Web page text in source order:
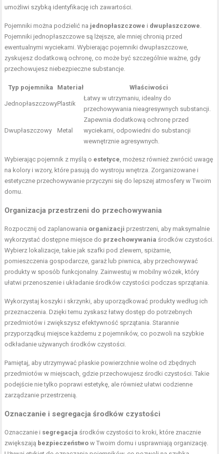
umożliwi szybką identyfikację ich zawartości.
Pojemniki można podzielić na jednopłaszczowe i dwupłaszczowe
Pojemniki jednopłaszczowe są lżejsze, ale mniej chronią przed
ewentualnymi wyciekami. Wybierając pojemniki dwupłaszczowe,
zyskujesz dodatkową ochronę, co może być szczególnie ważne, gdy
przechowujesz niebezpieczne substancje.
Typ pojemnika Materiał Właściwości
JednopłaszczowyPlastik
Łatwy w utrzymaniu, idealny do
przechowywania nieagresywnych substancji.
Dwupłaszczowy Metal
Zapewnia dodatkową ochronę przed
wyciekami, odpowiedni do substancji
wewnętrznie agresywnych.
Wybierając pojemnik z myślą o estetyce , możesz również zwrócić uwagę
na kolory i wzory, które pasują do wystroju wnętrza. Zorganizowane i
estetyczne przechowywanie przyczyni się do lepszej atmosfery w Twoim
domu.
Organizacja przestrzeni do przechowywania
Rozpocznij od zaplanowania organizacji przestrzeni, aby maksymalnie
wykorzystać dostępne miejsce do przechowywania środków czystości.
Wybierz lokalizacje, takie jak szafki pod zlewem, spiżarnie,
pomieszczenia gospodarcze, garaż lub piwnica, aby przechowywać
produkty w sposób funkcjonalny. Zainwestuj w mobilny wózek, który
ułatwi przenoszenie i układanie środków czystości podczas sprzątania.
Wykorzystaj koszyki i skrzynki, aby uporządkować produkty według ich
przeznaczenia. Dzięki temu zyskasz łatwy dostęp do potrzebnych
przedmiotów i zwiększysz efektywność sprzątania. Starannie
przyporządkuj miejsce każdemu z pojemników, co pozwoli na szybkie
odkładanie używanych środków czystości.
Pamiętaj, aby utrzymywać płaskie powierzchnie wolne od zbędnych
przedmiotów w miejscach, gdzie przechowujesz środki czystości. Takie
podejście nie tylko poprawi estetykę, ale również ułatwi codzienne
zarządzanie przestrzenią.
Oznaczanie i segregacja środków czystości
Oznaczanie i segregacja środków czystości to kroki, które znacznie
zwiększają bezpieczeństwo w Twoim domu i usprawniają organizację.